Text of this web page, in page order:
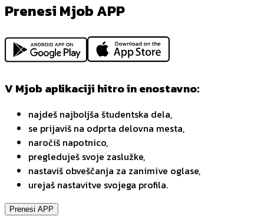
Prenesi Mjob APP
V Mjob aplikaciji hitro in enostavno:
najdeš najboljša študentska dela,
se prijaviš na odprta delovna mesta,
naročiš napotnico,
pregleduješ svoje zaslužke,
nastaviš obveščanja za zanimive oglase,
urejaš nastavitve svojega profila.
Prenesi APP